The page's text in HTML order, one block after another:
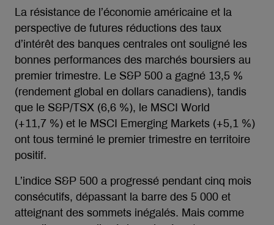
La résistance de l’économie américaine et la
perspective de futures réductions des taux
d’intérêt des banques centrales ont souligné les
bonnes performances des marchés boursiers au
premier trimestre. Le S&P 500 a gagné 13,5 %
(rendement global en dollars canadiens), tandis
que le S&P/TSX (6,6 %), le MSCI World
(+11,7 %) et le MSCI Emerging Markets (+5,1 %)
ont tous terminé le premier trimestre en territoire
positif.
L’indice S&P 500 a progressé pendant cinq mois
consécutifs, dépassant la barre des 5 000 et
atteignant des sommets inégalés. Mais comme